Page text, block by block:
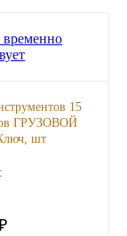
15
ГРУЗОВОЙ
шт